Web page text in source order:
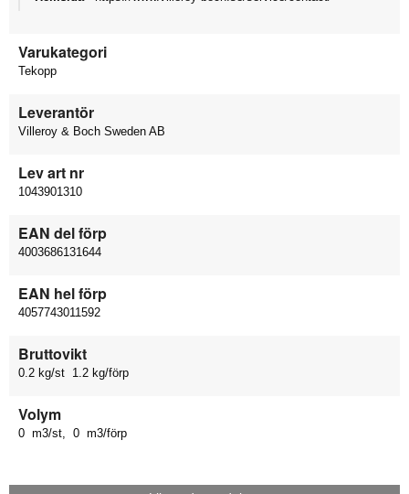
Varukategori
Tekopp
Leverantör
Villeroy & Boch Sweden AB
Lev art nr
1043901310
EAN del förp
4003686131644
EAN hel förp
4057743011592
Bruttovikt
0.2 kg/st 1.2 kg/förp
Volym
0 m3/st, 0 m3/förp